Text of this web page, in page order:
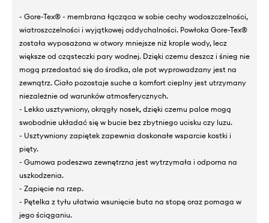
- Gore-Tex® - membrana łącząca w sobie cechy wodoszczelności,
wiatroszczelności i wyjątkowej oddychalności. Powłoka Gore-Tex®
została wyposażona w otwory mniejsze niż krople wody, lecz
większe od cząsteczki pary wodnej. Dzięki czemu deszcz i śnieg nie
mogą przedostać się do środka, ale pot wyprowadzany jest na
zewnątrz. Ciało pozostaje suche a komfort cieplny jest utrzymany
niezależnie od warunków atmosferycznych.
- Lekko usztywniony, okrągły nosek, dzięki czemu palce mogą
swobodnie układać się w bucie bez zbytniego ucisku czy luzu.
- Usztywniony zapiętek zapewnia doskonałe wsparcie kostki i
pięty.
- Gumowa podeszwa zewnętrzna jest wytrzymała i odporna na
uszkodzenia.
- Zapięcie na rzep.
- Pętelka z tyłu ułatwia wsunięcie buta na stopę oraz pomaga w
jego ściąganiu.